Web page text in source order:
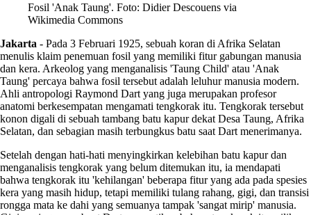
Fosil 'Anak Taung'. Foto: Didier Descouens via
Wikimedia Commons
Jakarta - Pada 3 Februari 1925, sebuah koran di Afrika Selatan
menulis klaim penemuan fosil yang memiliki fitur gabungan manusia
dan kera. Arkeolog yang menganalisis 'Taung Child' atau 'Anak
Taung' percaya bahwa fosil tersebut adalah leluhur manusia modern.
Ahli antropologi Raymond Dart yang juga merupakan profesor
anatomi berkesempatan mengamati tengkorak itu. Tengkorak tersebut
konon digali di sebuah tambang batu kapur dekat Desa Taung, Afrika
Selatan, dan sebagian masih terbungkus batu saat Dart menerimanya.
Setelah dengan hati-hati menyingkirkan kelebihan batu kapur dan
menganalisis tengkorak yang belum ditemukan itu, ia mendapati
bahwa tengkorak itu 'kehilangan' beberapa fitur yang ada pada spesies
kera yang masih hidup, tetapi memiliki tulang rahang, gigi, dan transisi
rongga mata ke dahi yang semuanya tampak 'sangat mirip' manusia.